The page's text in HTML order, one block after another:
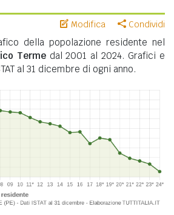
Modifica Condividi
della popolazione residente nel
Terme dal 2001 al 2024. Grafici e
al 31 dicembre di ogni anno.